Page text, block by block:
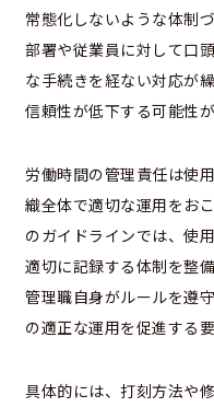
常態化しないような体制
部署や従業員に対して口
な手続きを経ない対応が
信頼性が低下する可能性が
労働時間の管理責任は使
織全体で適切な運用をお
のガイドラインでは、使
適切に記録する体制を整
管理職自身がルールを遵
の適正な運用を促進する
具体的には、打刻方法や